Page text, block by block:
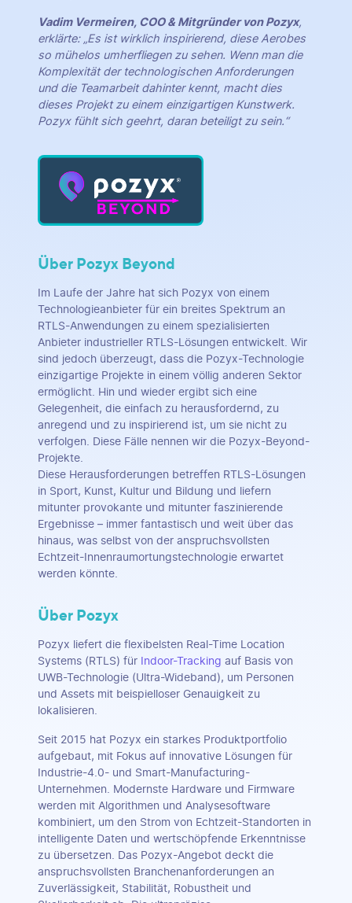
Vadim Vermeiren, COO & Mitgründer von Pozyx,
erklärte: „Es ist wirklich inspirierend, diese Aerobes
so mühelos umherfliegen zu sehen. Wenn man die
Komplexität der technologischen Anforderungen
und die Teamarbeit dahinter kennt, macht dies
dieses Projekt zu einem einzigartigen Kunstwerk.
Pozyx fühlt sich geehrt, daran beteiligt zu sein.“
Über Pozyx Beyond
Im Laufe der Jahre hat sich Pozyx von einem
Technologieanbieter für ein breites Spektrum an
RTLS-Anwendungen zu einem spezialisierten
Anbieter industrieller RTLS-Lösungen entwickelt. Wir
sind jedoch überzeugt, dass die Pozyx-Technologie
einzigartige Projekte in einem völlig anderen Sektor
ermöglicht. Hin und wieder ergibt sich eine
Gelegenheit, die einfach zu herausfordernd, zu
anregend und zu inspirierend ist, um sie nicht zu
verfolgen. Diese Fälle nennen wir die Pozyx-Beyond-
Projekte.
Diese Herausforderungen betreffen RTLS-Lösungen
in Sport, Kunst, Kultur und Bildung und liefern
mitunter provokante und mitunter faszinierende
Ergebnisse – immer fantastisch und weit über das
hinaus, was selbst von der anspruchsvollsten
Echtzeit-Innenraumortungstechnologie erwartet
werden könnte.
Über Pozyx
Pozyx liefert die flexibelsten Real-Time Location
Systems (RTLS) für Indoor-Tracking auf Basis von
UWB-Technologie (Ultra-Wideband), um Personen
und Assets mit beispielloser Genauigkeit zu
lokalisieren.
Seit 2015 hat Pozyx ein starkes Produktportfolio
aufgebaut, mit Fokus auf innovative Lösungen für
Industrie-4.0- und Smart-Manufacturing-
Unternehmen. Modernste Hardware und Firmware
werden mit Algorithmen und Analysesoftware
kombiniert, um den Strom von Echtzeit-Standorten in
intelligente Daten und wertschöpfende Erkenntnisse
zu übersetzen. Das Pozyx-Angebot deckt die
anspruchsvollsten Branchenanforderungen an
Zuverlässigkeit, Stabilität, Robustheit und